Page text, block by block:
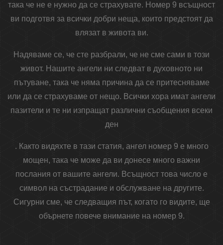
така че не е нужно да се страхувате. Номер 9 всъщност
ви подготвя за всички добри неща, които предстоят да
влязат в живота ви.
Надяваме се, че сте разбрали, че не сме сами в този
живот. Нашите ангели ни следват в духовното ни
пътуване, така че няма причина да се притесняваме
или да се страхуваме от нещо. Всички хора имат ангели
пазители и те ни изпращат различни съобщения всеки
ден
. Както видяхте в тази статия, ангел номер 9 е много
мощен, така че може да ви донесе много важни
послания от вашите ангели. Всъщност това число е
символ на състрадание и обслужване на другите.
Сигурни сме, че следващия път, когато го видите, ще
обърнете повече внимание на номер 9.